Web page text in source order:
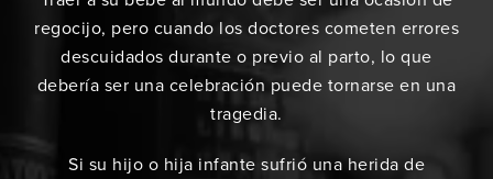
regocijo, pero cuando los doctores cometen errores
descuidados durante o previo al parto, lo que
debería ser una celebración puede tornarse en una
tragedia.
Si su hijo o hija infante sufrió una herida de